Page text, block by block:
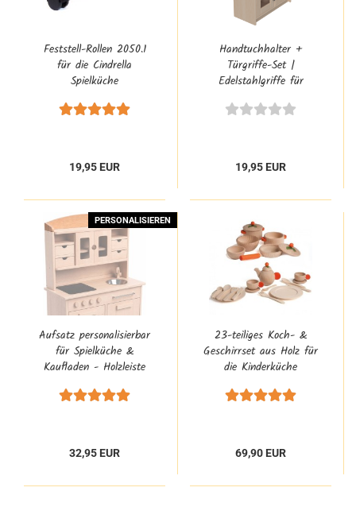
Feststell-Rollen 2050.1
für die Cindrella
Spielküche
19,95 EUR
Handtuchhalter +
Türgriffe-Set |
Edelstahlgriffe für
19,95 EUR
PERSONALISIEREN
Aufsatz personalisierbar
für Spielküche &
Kaufladen - Holzleiste
Lasergravur
32,95 EUR
23-teiliges Koch- &
Geschirrset aus Holz für
die Kinderküche
69,90 EUR